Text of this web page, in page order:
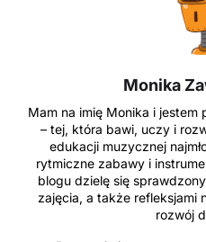
Monika
Mam na imię Monika i
– tej, która bawi, uczy i
edukacji muzycznej
rytmiczne zabawy i
blogu dzielę się
zajęcia, a także refleksjami
rozwój